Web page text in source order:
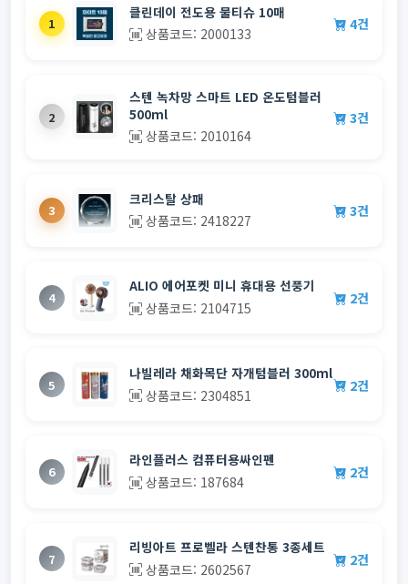
1
클린데이 전도용 물티슈 10매
상품코드: 2000133
4건
2
스텐 녹차망 스마트 LED 온도텀블러
500ml
상품코드: 2010164
3건
3
크리스탈 상패
상품코드: 2418227
3건
4
ALIO 에어포켓 미니 휴대용 선풍기
상품코드: 2104715
2건
5
나빌레라 채화목단 자개텀블러 300ml
상품코드: 2304851
2건
6
라인플러스 컴퓨터용싸인펜
상품코드: 187684
2건
7
리빙아트 프로벨라 스텐찬통 3종세트
상품코드: 2602567
2건